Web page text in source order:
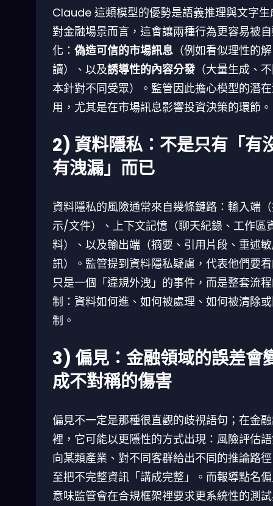
Claude 這類模型的優勢是語義推理與文字生
對金融場景而言，這會讓兩種行為更容易被
化： 偽造可信的市場訊息 （例如看似理性的解
讀）、以及誘導性的內容分發 （大量生成、
本針對不同受眾）。監管因此擔心模型的潛
用，尤其是在市場訊息影響投資決策的環節。
2) 資料隱私：不是只有「有
有洩漏」而已
資料隱私的風險通常來自幾條鏈路：輸入端
示/文件）、上下文記憶（聊天紀錄、工作區
料）、以及輸出端（摘要、引用片段、重述
訊）。監管提到資料隱私疑慮，代表他們要
只是一個「違規外洩」的事件，而是整套流
制：資料如何進、如何被處理、如何被清除
制。
3) 偏見：金融領域的誤差會
成不對稱的傷害
偏見不一定是那種很直觀的歧視語句；在金
裡，它可能以更隱性的方式出現：風險評估
向某類產業、對不同客群給出不同的推論路
至把不完整資訊「講成完整」。而報導點名
意味監管會在合規框架裡要求更系統性的測